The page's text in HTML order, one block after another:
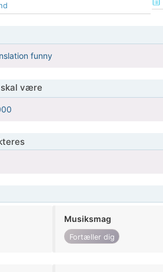
funny
være
Musiksmag
Fortæller dig